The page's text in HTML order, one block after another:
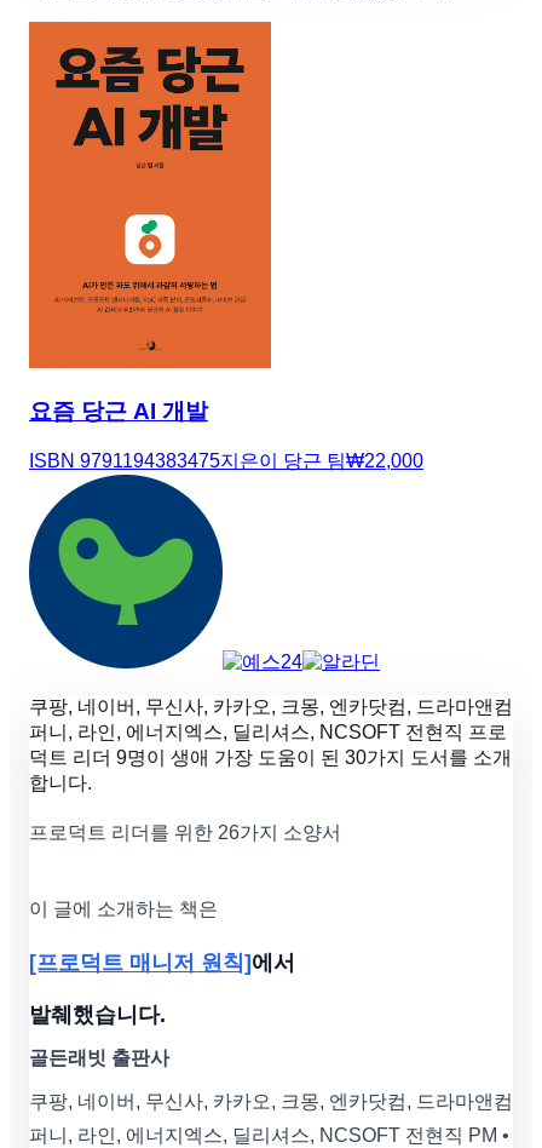
요즘 당근 AI 개발
ISBN 9791194383475지은이 당근 팀₩22,000
쿠팡, 네이버, 무신사, 카카오, 크몽, 엔카닷컴, 드라마앤컴
퍼니, 라인, 에너지엑스, 딜리셔스, NCSOFT 전현직 프로
덕트 리더 9명이 생애 가장 도움이 된 30가지 도서를 소개
합니다.
프로덕트 리더를 위한 26가지 소양서
이 글에 소개하는 책은
[프로덕트 매니저 원칙] 에서
발췌했습니다.
골든래빗 출판사
쿠팡, 네이버, 무신사, 카카오, 크몽, 엔카닷컴, 드라마앤컴
퍼니, 라인, 에너지엑스, 딜리셔스, NCSOFT 전현직 PM •